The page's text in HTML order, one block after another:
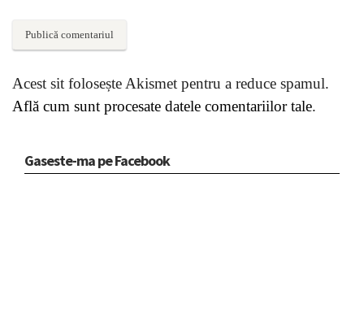
Acest sit folosește Akismet pentru a reduce spamul.
Află cum sunt procesate datele comentariilor tale.
Gaseste-ma pe Facebook